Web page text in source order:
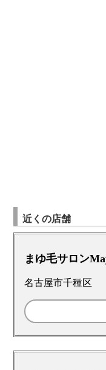
近くの店舗
まゆ毛サロン
名古屋市千種区